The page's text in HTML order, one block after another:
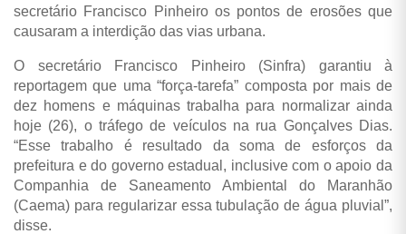
secretário Francisco Pinheiro os pontos de erosões que
causaram a interdição das vias urbana.
O secretário Francisco Pinheiro (Sinfra) garantiu à
reportagem que uma “força-tarefa” composta por mais de
dez homens e máquinas trabalha para normalizar ainda
hoje (26), o tráfego de veículos na rua Gonçalves Dias.
“Esse trabalho é resultado da soma de esforços da
prefeitura e do governo estadual, inclusive com o apoio da
Companhia de Saneamento Ambiental do Maranhão
(Caema) para regularizar essa tubulação de água pluvial”,
disse.